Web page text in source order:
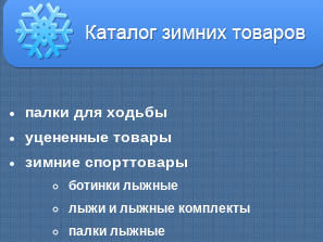
палки для ходьбы
уцененные товары
зимние спорттовары
ботинки лыжные
лыжи и лыжные комплекты
палки лыжные